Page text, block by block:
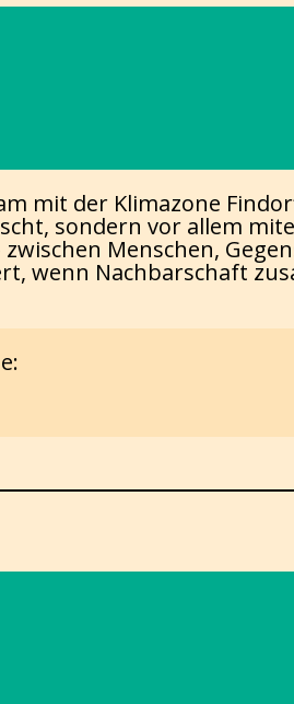
mit der Klimazone
sondern vor allem
Menschen,
wenn Nachbarschaft